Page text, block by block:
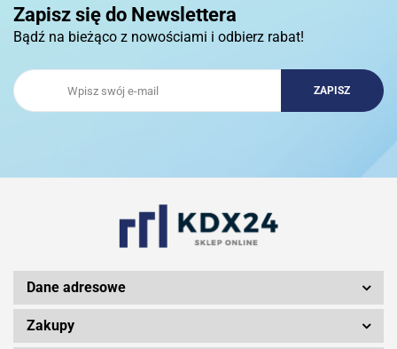
3Doodler
Zapisz się do Newslettera
Bądź na bieżąco z nowościami i odbierz rabat!
Dane adresowe
Zakupy